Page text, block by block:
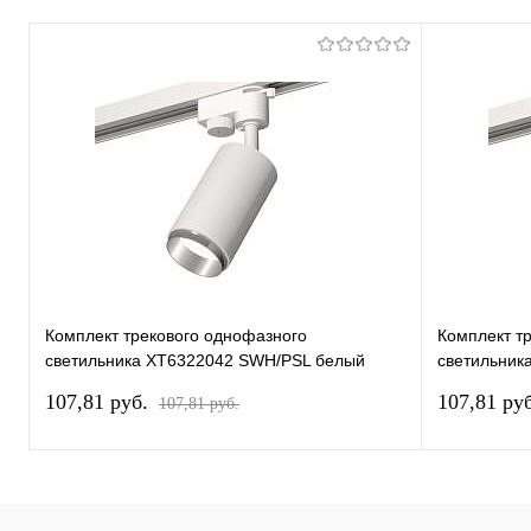
Комплект трекового однофазного
светильника XT6322042 SWH/PSL белый
(A2520, C6322, N6122)
107,81 pуб. 107,81 pуб.
Комплект
GU5.3
107,81